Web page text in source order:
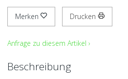
Merken Drucken
Anfrage zu diesem Artikel ›
Beschreibung